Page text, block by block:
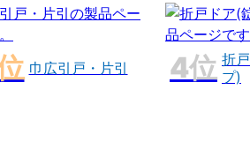
巾広引戸・片引
折
プ)